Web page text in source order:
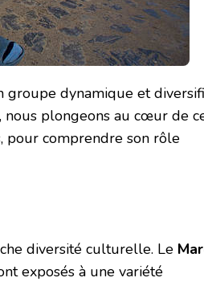
groupe dynamique et
nous plongeons au cœur de
pour comprendre son rôle
diversité culturelle. Le
exposés à une variété